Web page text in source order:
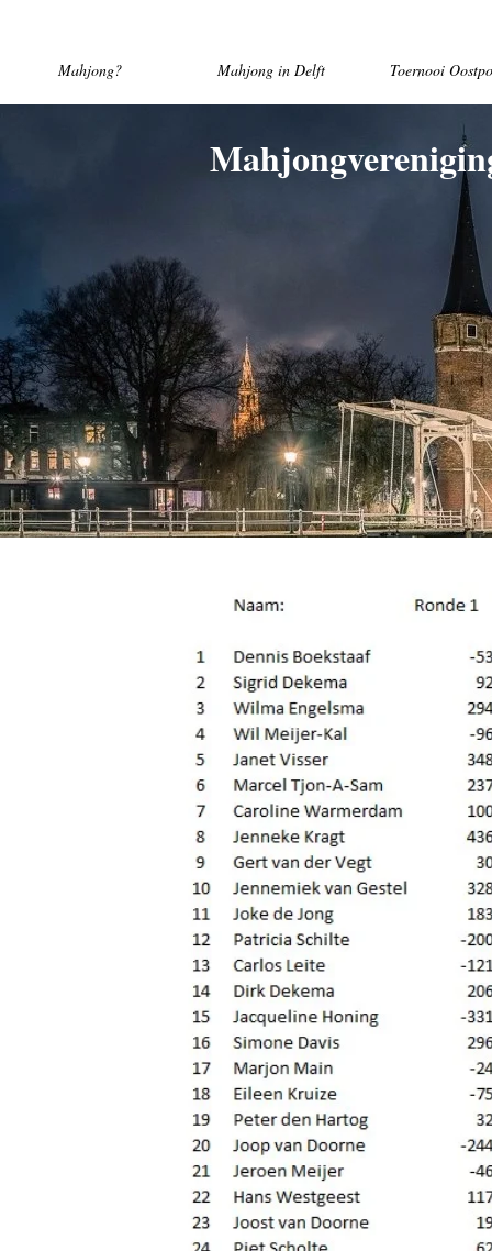
Mahjong? Mahjong in Delft Toernooi